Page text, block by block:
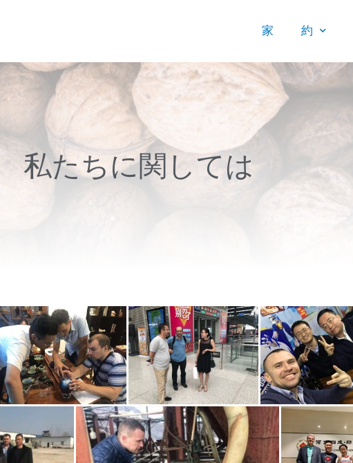
家 約
私たちに関しては